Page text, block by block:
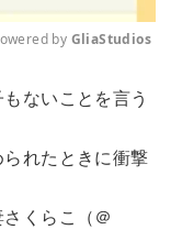
u
e
by GliaStudios
ないことを言う
れたときに衝撃
くらこ（＠